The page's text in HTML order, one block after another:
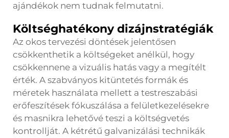
ajándékok nem tudnak felmutatni.
Költséghatékony dizájnstratégiák
Az okos tervezési döntések jelentősen
csökkenthetik a költségeket anélkül, hogy
csökkennene a vizuális hatás vagy a megítélt
érték. A szabványos kitüntetés formák és
méretek használata mellett a testreszabási
erőfeszítések fókuszálása a felületkezelésekre
és masnikra lehetővé teszi a költségvetés
kontrollját. A kétrétű galvanizálási technikák